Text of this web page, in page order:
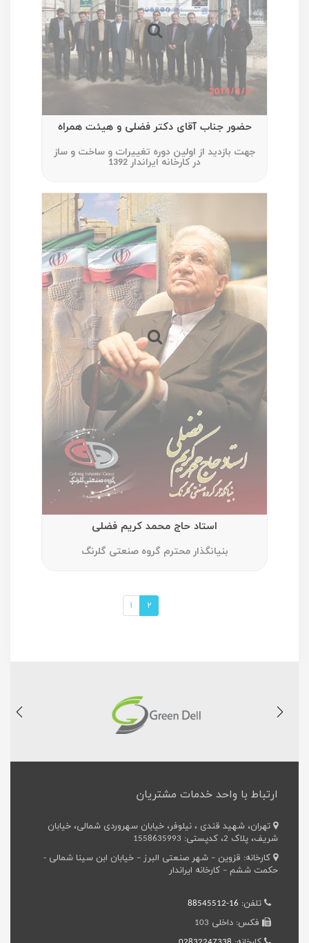
حضور جناب آقای دکتر فضلی و هیئت همراه
جهت بازدید از اولین دوره تغییرات و ساخت و ساز
در کارخانه ایراندار 1392
استاد حاج محمد کریم فضلی
بنیانگذار محترم گروه صنعتی گلرنگ
۱ ۲
ارتباط با واحد خدمات مشتریان
تهران، شهید قندی ، نیلوفر، خیابان سهروردی شمالی، خیابان
شریف، پلاک 2، کدپستی: 1558635993
کارخانه: قزوین – شهر صنعتی البرز – خیابان ابن سینا شمالی -
حکمت ششم – کارخانه ایراندار
تلفن: 16-88545512
فکس: داخلی 103